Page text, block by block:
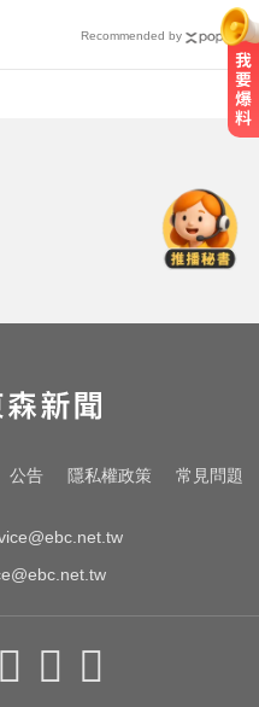
Recommended by
師點名「6生
！專家：影響
公告 隱私權政策 常見問題